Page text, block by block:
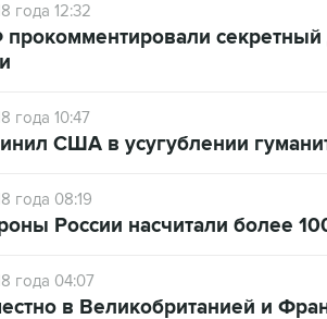
года 12:32
секретный
года 10:47
США в усугублении
года 08:19
России насчитали более
года 04:07
в Великобританией и